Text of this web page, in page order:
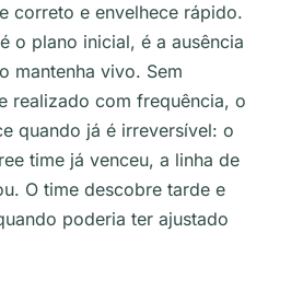
correto e envelhece rápido.
o plano inicial, é a ausência
mantenha vivo. Sem
realizado com frequência, o
quando já é irreversível: o
time já venceu, a linha de
O time descobre tarde e
poderia ter ajustado